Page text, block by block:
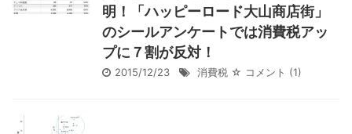
明！「ハッピーロード大山商店街」
のシールアンケートでは消費税アッ
プに７割が反対！
2015/12/23 消費税 ☆ コメント (1)